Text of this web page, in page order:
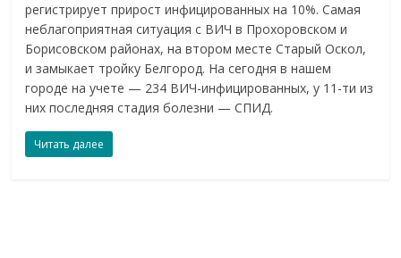
регистрирует прирост инфицированных на 10%. Самая
неблагоприятная ситуация с ВИЧ в Прохоровском и
Борисовском районах, на втором месте Старый Оскол,
и замыкает тройку Белгород. На сегодня в нашем
городе на учете — 234 ВИЧ-инфицированных, у 11-ти из
них последняя стадия болезни — СПИД.
Читать далее